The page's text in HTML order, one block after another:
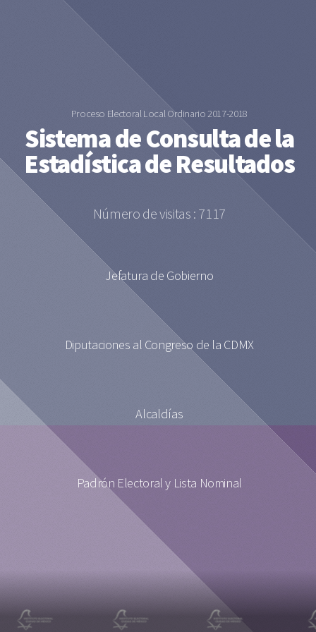
Proceso Electoral Local Ordinario 2017-2018
Sistema de Consulta de la
Estadística de Resultados
Número de visitas : 7117
Jefatura de Gobierno
Diputaciones al Congreso de la CDMX
Alcaldías
Padrón Electoral y Lista Nominal